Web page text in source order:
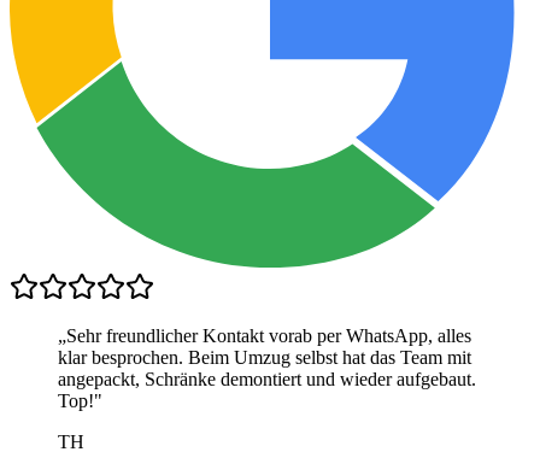
„Sehr freundlicher Kontakt vorab per WhatsApp, alles
klar besprochen. Beim Umzug selbst hat das Team mit
angepackt, Schränke demontiert und wieder aufgebaut.
Top!"
TH